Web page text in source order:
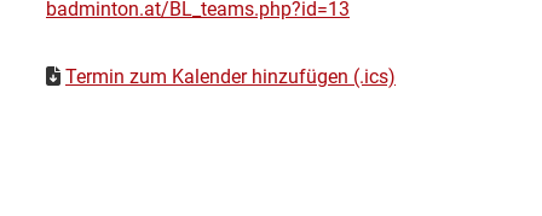
badminton.at/BL_teams.php?id=13
Termin zum Kalender hinzufügen (.ics)